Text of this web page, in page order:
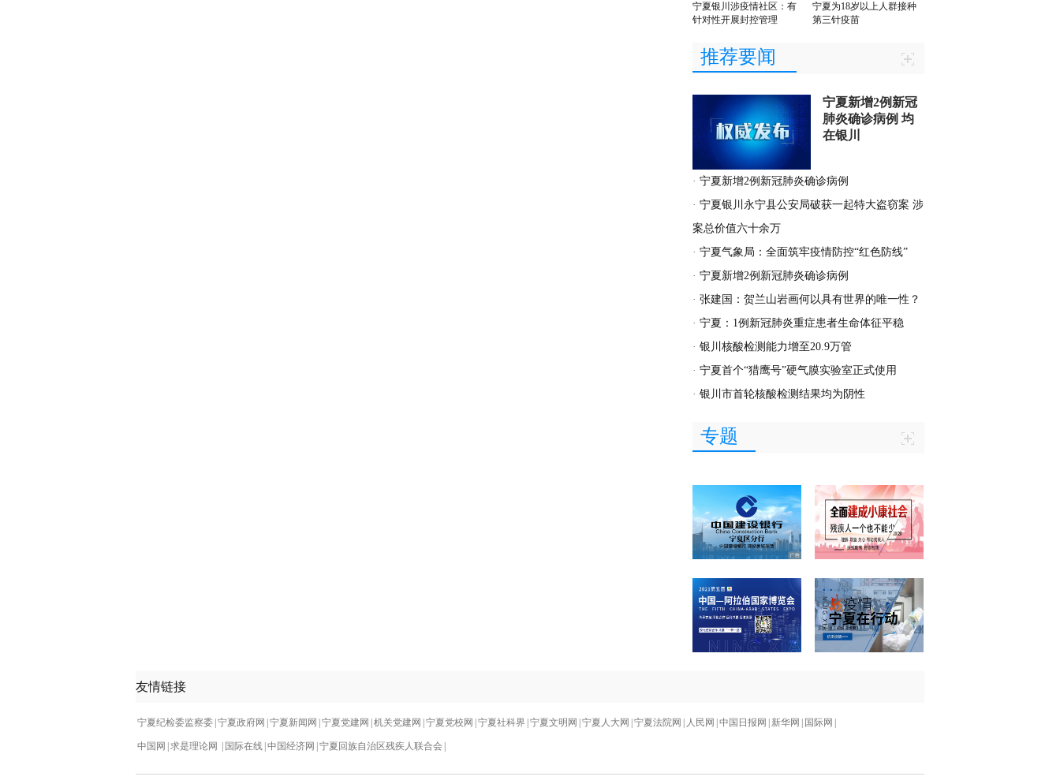
宁夏银川涉疫情社区：有
针对性开展封控管理
宁夏为18岁以上人群接种
第三针疫苗
推荐要闻
宁夏新增2例新冠
肺炎确诊病例 均
在银川
· 宁夏新增2例新冠肺炎确诊病例
· 宁夏银川永宁县公安局破获一起特大盗窃案 涉
案总价值六十余万
· 宁夏气象局：全面筑牢疫情防控“红色防线”
· 宁夏新增2例新冠肺炎确诊病例
· 张建国：贺兰山岩画何以具有世界的唯一性？
· 宁夏：1例新冠肺炎重症患者生命体征平稳
· 银川核酸检测能力增至20.9万管
· 宁夏首个“猎鹰号”硬气膜实验室正式使用
· 银川市首轮核酸检测结果均为阴性
专题
友情链接
宁夏纪检委监察委 宁夏政府网 宁夏新闻网 宁夏党建网 机关党建网 宁夏党校网 宁夏社科界 宁夏文明网 宁夏人大网 宁夏法院网 人民网 中国日报网 新华网 国际网
中国网 求是理论网 国际在线 中国经济网 宁夏回族自治区残疾人联合会